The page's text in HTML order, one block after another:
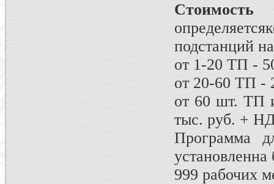
подстанций
от 1-20 ТП -
от 20-60 ТП -
от 60 шт. ТП
тыс. руб. +
Программа
999 рабочих